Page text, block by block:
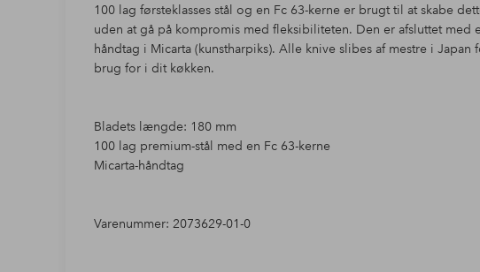
100 lag førsteklasses stål og en Fc 63-kerne er brugt til at skabe
uden at gå på kompromis med fleksibiliteten. Den er afsluttet med
håndtag i Micarta (kunstharpiks). Alle knive slibes af mestre i Japan
brug for i dit køkken.
Bladets længde: 180 mm
100 lag premium-stål med en Fc 63-kerne
Micarta-håndtag
Varenummer: 2073629-01-0